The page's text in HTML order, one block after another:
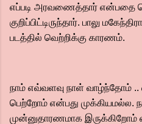
எப்படி அரவணைத்தார் என்பதை
குறிப்பிட்டிருந்தார். பாலு
படத்தில் வெற்றிக்கு காரணம்.
நாம் எவ்வளவு நாள் வாழ்ந்தோம்
பெற்றோம் என்பது முக்கியமல்ல.
முன்னுதாரணமாக இருக்கிறோம்